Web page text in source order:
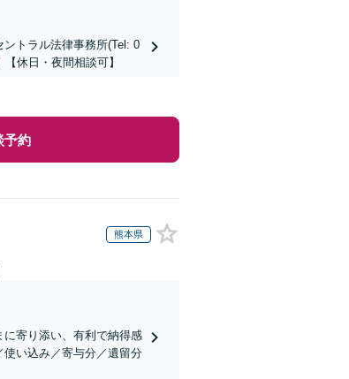
ントラル法律事務所(Tel: 0
休日・夜間相談可】
予約
熊本県
に寄り添い、有利で納得感
い込み／寄与分／遺留分